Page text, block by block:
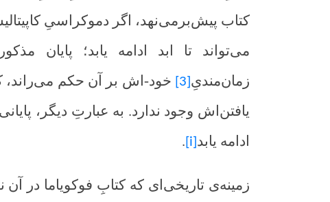
کتاب پیش‌برمی‌نهد، اگر دموکراسیِ
می‌تواند تا ابد ادامه یابد؛ پایان
زمان‌مندیِ[3]
خود-اش بر آن حکم می‌راند،
یافتن‌اش وجود ندارد. به عبارتِ دیگر،
ادامه یابد[i]
.
زمینه‌ی تاریخی‌ای که کتابِ فوکویاما در